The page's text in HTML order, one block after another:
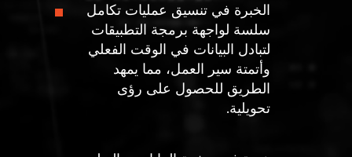
الخبرة في تنسيق عمليات تكامل
سلسة لواجهة برمجة التطبيقات
لتبادل البيانات في الوقت الفعلي
وأتمتة سير العمل، مما يمهد
الطريق للحصول على رؤى
تحويلية.